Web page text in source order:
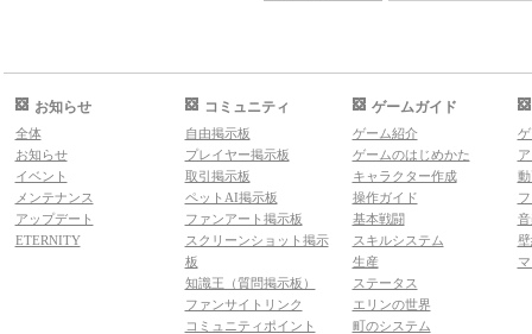
お知らせ
全体
お知らせ
イベント
メンテナンス
アップデート
ETERNITY
コミュニティ
自由掲示板
プレイヤー掲示板
取引掲示板
ペットAI掲示板
ファンアート掲示板
スクリーンショット掲示
板
知識王（質問掲示板）
ファンサイトリンク
コミュニティポイント
ゲームガイド
ゲーム紹介
ゲームのはじめかた
キャラクター作成
操作ガイド
基本戦闘
スキルシステム
生産
ステータス
エリンの世界
町のシステム